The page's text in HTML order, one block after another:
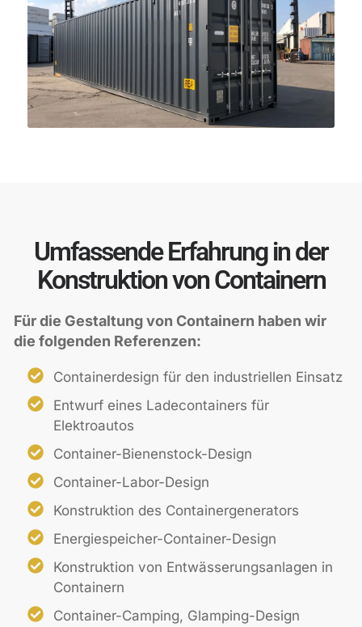
Umfassende Erfahrung in der
Konstruktion von Containern
Für die Gestaltung von Containern haben wir
die folgenden Referenzen:
Containerdesign für den industriellen Einsatz
Entwurf eines Ladecontainers für
Elektroautos
Container-Bienenstock-Design
Container-Labor-Design
Konstruktion des Containergenerators
Energiespeicher-Container-Design
Konstruktion von Entwässerungsanlagen in
Containern
Container-Camping, Glamping-Design